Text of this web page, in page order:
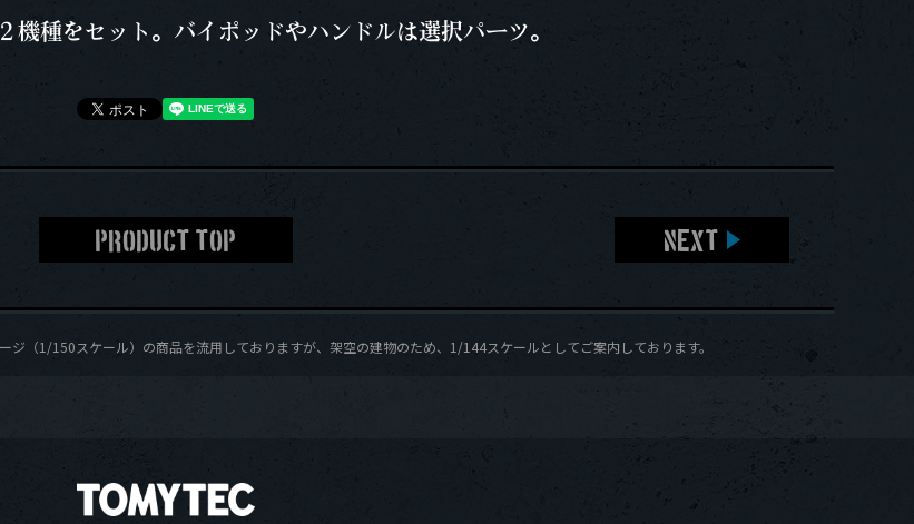
種をセット。バイポッドやハンドルは選択パーツ。
NEXT
PRODUCT TOP
（1/150スケール）の商品を流用しておりますが、架空の建物のため、1/144スケールとしてご案内しております。